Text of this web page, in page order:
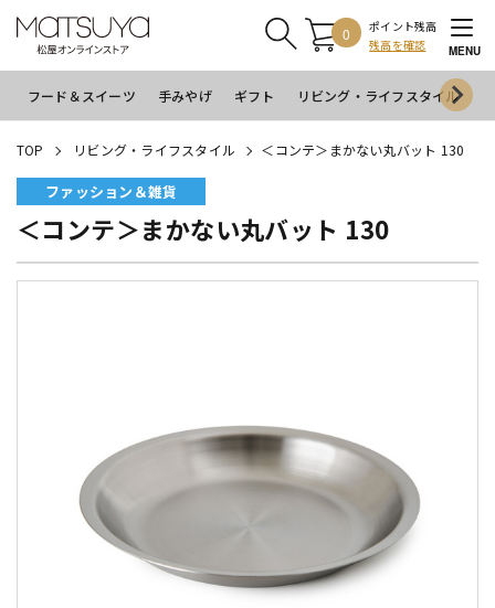
0
ポイント残高
残高を確認
MENU
フード＆スイーツ 手みやげ ギフト リビング・ライフスタイル
TOP リビング・ライフスタイル ＜コンテ＞まかない丸バット 130
ファッション＆雑貨
＜コンテ＞まかない丸バット 130